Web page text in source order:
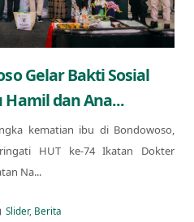
Gelar Bakti Sosial
dan Ana...
kematian ibu di Bondowoso,
HUT ke-74 Ikatan Dokter
Na...
Slider, Berita